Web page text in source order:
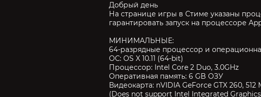
Добрый день
На странице игры в Стиме указаны
гарантировать запуск на процессоре
МИНИМАЛЬНЫЕ:
64-разрядные процессор и
ОС: OS X 10.11 (64-bit)
Процессор: Intel Core 2 Duo, 3.0GHz
Оперативная память: 6 GB ОЗУ
Видеокарта: nVIDIA GeForce GTX 260, 512
(Does not support Intel Integrated